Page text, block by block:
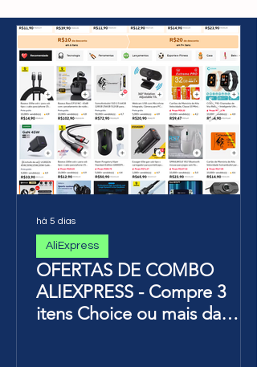
OFERTAS DE COMBO
ALIEXPRESS - Compre 3
itens Choice ou mais da
AliExpress
há 5 dias